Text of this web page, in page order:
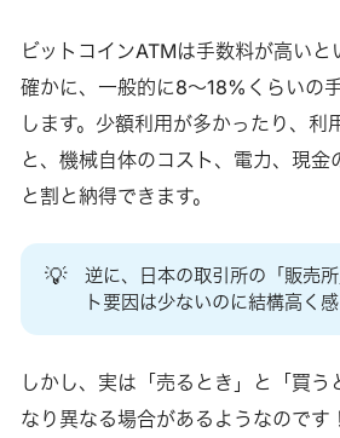
ビットコインATMは手数料が高いと
確かに、一般的に8～18%くらいの
します。少額利用が多かったり、利
と、機械自体のコスト、電力、現金
と割と納得できます。
💡
逆に、日本の取引所の「販売
ト要因は少ないのに結構高く感
しかし、実は「売るとき」と「買う
なり異なる場合があるようなのです！